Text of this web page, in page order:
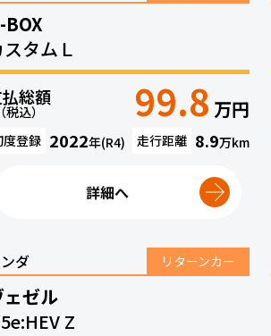
BOX
スタムＬ
総額
（税込） 99.8 万円
度登録 2022年(R4) 走行距離 8.9万km
詳細へ
ダ リターンカー
ェゼル
Z